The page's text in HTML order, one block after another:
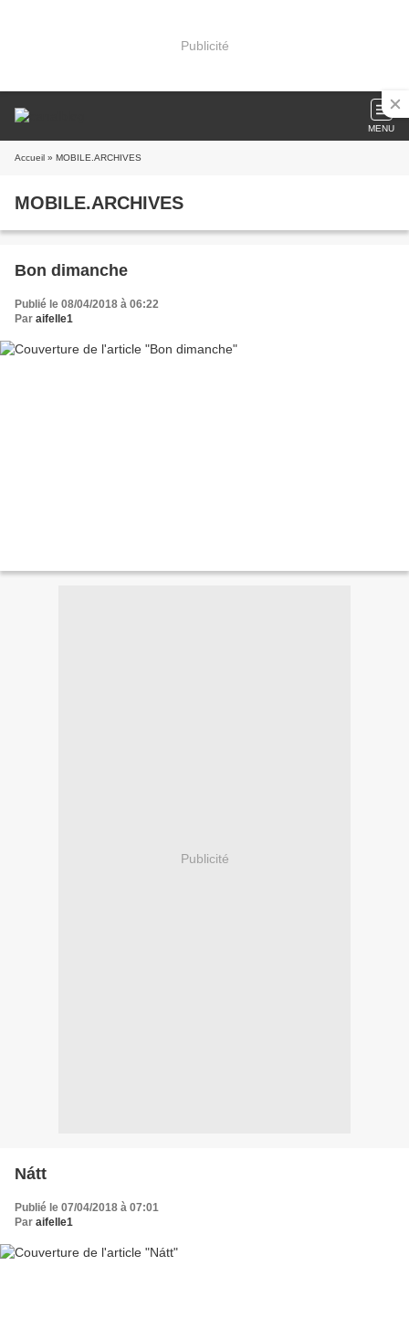
Publicité
MENU
Accueil » MOBILE.ARCHIVES
MOBILE.ARCHIVES
Bon dimanche
Publié le 08/04/2018 à 06:22
Par aifelle1
Publicité
Nátt
Publié le 07/04/2018 à 07:01
Par aifelle1